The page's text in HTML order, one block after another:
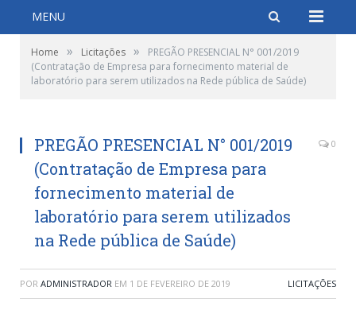
MENU
Home » Licitações »
PREGÃO PRESENCIAL N° 001/2019
(Contratação de Empresa para fornecimento material de
laboratório para serem utilizados na Rede pública de Saúde)
PREGÃO PRESENCIAL N° 001/2019
(Contratação de Empresa para
fornecimento material de
laboratório para serem utilizados
na Rede pública de Saúde)
0
POR ADMINISTRADOR EM 1 DE FEVEREIRO DE 2019 LICITAÇÕES